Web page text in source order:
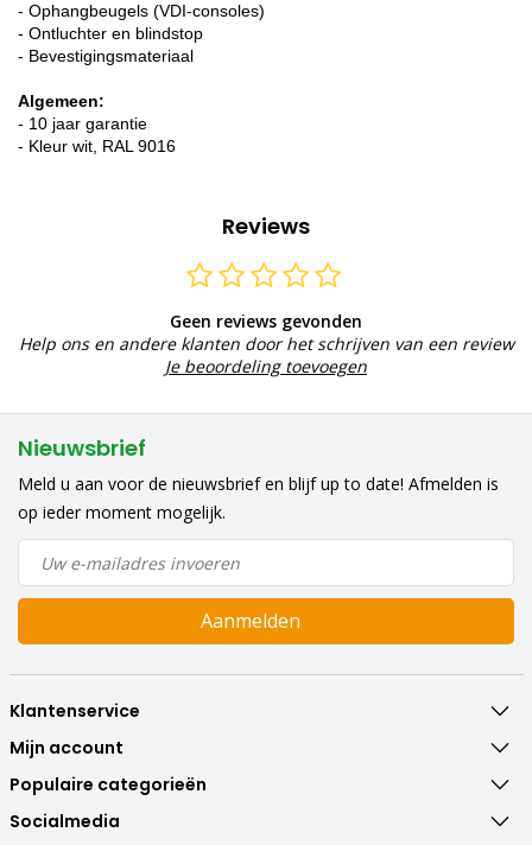
- Ophangbeugels (VDI-consoles)
- Ontluchter en blindstop
- Bevestigingsmateriaal
Algemeen:
- 10 jaar garantie
- Kleur wit, RAL 9016
Reviews
Geen reviews gevonden
Help ons en andere klanten door het schrijven van een review
Je beoordeling toevoegen
Nieuwsbrief
Meld u aan voor de nieuwsbrief en blijf up to date! Afmelden is
op ieder moment mogelijk.
Aanmelden
Klantenservice
Mijn account
Populaire categorieën
Socialmedia